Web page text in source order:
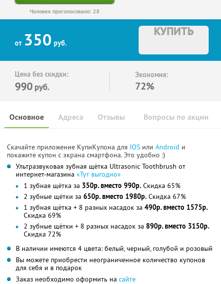
Человек проголосовало: 28
от 350 руб.
КУПИТЬ
Цена без скидки:
990 руб.
Экономия:
72%
Основное Отзывы Вопросы по акции
Адреса
Скачайте приложение КупиКупона для IOS или Android и
покажите купон с экрана смартфона. Это удобно :)
Ультразвуковая зубная щётка Ultrasonic Toothbrush от
интернет-магазина «Тут выгодно»
1 зубная щётка за 350р. вместо 990р. Скидка 65%
2 зубные щётки за 650р. вместо 1980р. Скидка 67%
1 зубная щётка + 8 разных насадок за 490р. вместо 1575р.
Скидка 69%
2 зубные щётки + 8 разных насадок за 890р. вместо 3150р.
Скидка 72%
В наличии имеются 4 цвета: белый, черный, голубой и розовый
Вы можете приобрести неограниченное количество купонов
для себя и в подарок
Заказ необходимо оформить на сайте